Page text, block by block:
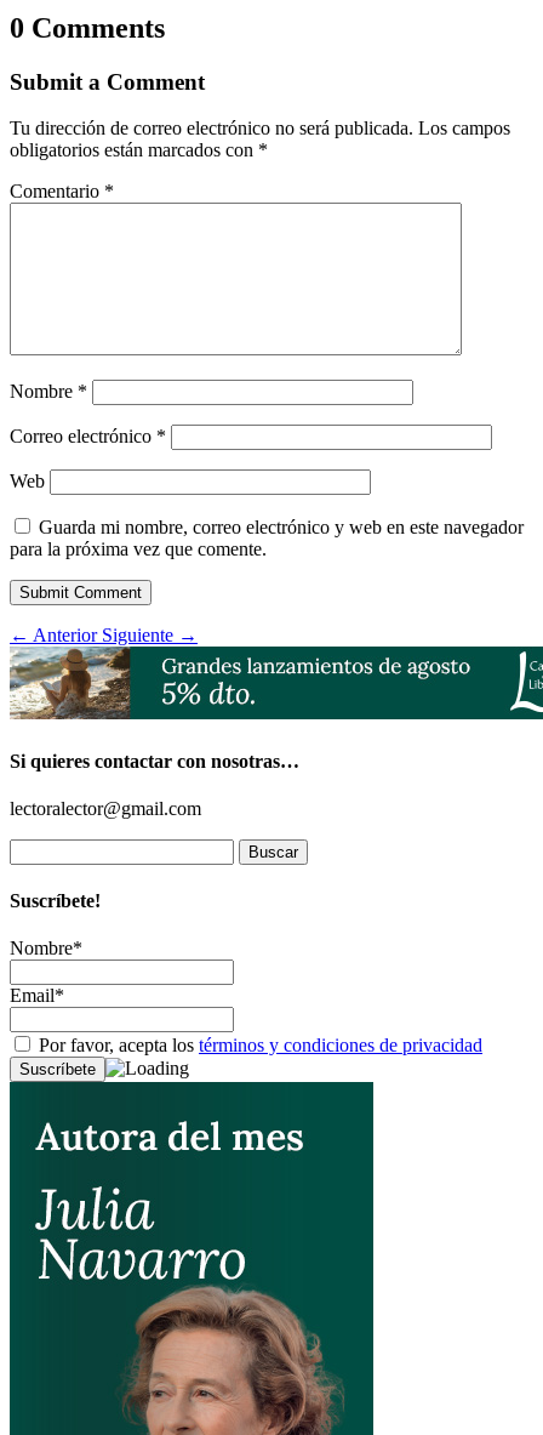
0 Comments
Submit a Comment
Tu dirección de correo electrónico no será publicada. Los campos
obligatorios están marcados con *
Comentario *
Nombre *
Correo electrónico *
Web
Guarda mi nombre, correo electrónico y web en este navegador
para la próxima vez que comente.
Submit Comment
← Anterior Siguiente →
Si quieres contactar con nosotras…
lectoralector@gmail.com
Suscríbete!
Nombre*
Email*
Por favor, acepta los términos y condiciones de privacidad